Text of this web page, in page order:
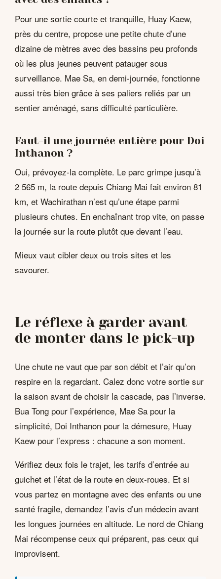
Pour une sortie courte et tranquille, Huay Kaew,
près du centre, propose une petite chute d’une
dizaine de mètres avec des bassins peu profonds
où les plus jeunes peuvent patauger sous
surveillance. Mae Sa, en demi-journée, fonctionne
aussi très bien grâce à ses paliers reliés par un
sentier aménagé, sans difficulté particulière.
Faut-il une journée entière pour Doi
Inthanon ?
Oui, prévoyez-la complète. Le parc grimpe jusqu’à
2 565 m, la route depuis Chiang Mai fait environ 81
km, et Wachirathan n’est qu’une étape parmi
plusieurs chutes. En enchaînant trop vite, on passe
la journée sur la route plutôt que devant l’eau.
Mieux vaut cibler deux ou trois sites et les
savourer.
Le réflexe à garder avant
de monter dans le pick-up
Une chute ne vaut que par son débit et l’air qu’on
respire en la regardant. Calez donc votre sortie sur
la saison avant de choisir la cascade, pas l’inverse.
Bua Tong pour l’expérience, Mae Sa pour la
simplicité, Doi Inthanon pour la démesure, Huay
Kaew pour l’express : chacune a son moment.
Vérifiez deux fois le trajet, les tarifs d’entrée au
guichet et l’état de la route en deux-roues. Et si
vous partez en montagne avec des enfants ou une
santé fragile, demandez l’avis d’un médecin avant
les longues journées en altitude. Le nord de Chiang
Mai récompense ceux qui préparent, pas ceux qui
improvisent.